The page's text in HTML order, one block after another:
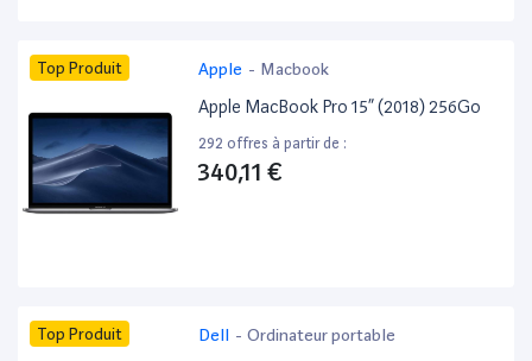
Top Produit Apple - Macbook
Apple MacBook Pro 15” (2018) 256Go
292 offres à partir de :
340,11 €
Top Produit Dell - Ordinateur portable